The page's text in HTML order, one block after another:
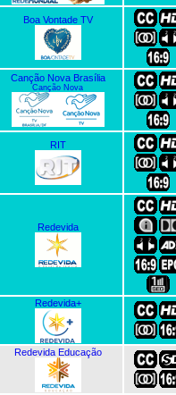
Boa Vontade TV
Canção Nova Brasília
Canção Nova
RIT
Redevida
Redevida+
Redevida Educação